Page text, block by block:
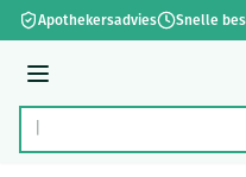
Ga naar de inhoud
Apothekersadvies Snelle
Menu
Product, merk, categorie...